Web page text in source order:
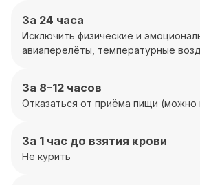
За 24 часа
Исключить физические и
авиаперелёты, температурные
За 8–12 часов
Отказаться от приёма пищи (можно
За 1 час до взятия крови
Не курить